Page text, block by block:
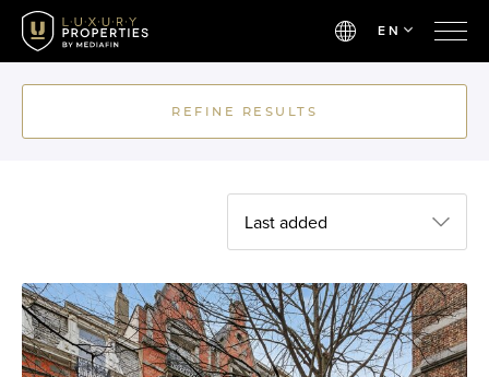
EN
REFINE RESULTS